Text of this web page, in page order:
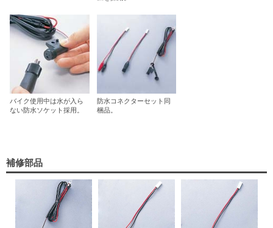
バイク使用中は水が入ら
ない防水ソケット採用。
防水コネクターセット同
梱品。
補修部品